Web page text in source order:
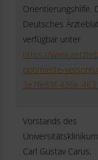
Orientierungshilfe.
Deutsches
verfügbar unter
https://
optimierte-
3e7fe83f-436e-
Vorstands des
Carl Gustav Carus,